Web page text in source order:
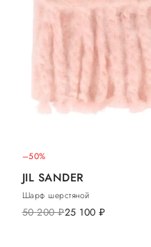
–50%
JIL SANDER
Шарф шерстяной
50 200руб.25 100 руб.